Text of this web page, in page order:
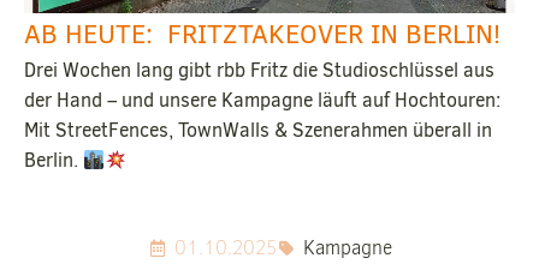
AB HEUTE: FRITZTAKEOVER IN BERLIN!
Drei Wochen lang gibt rbb Fritz die Studioschlüssel aus
der Hand – und unsere Kampagne läuft auf Hochtouren:
Mit StreetFences, TownWalls & Szenerahmen überall in
Berlin.
01.10.2025 Kampagne